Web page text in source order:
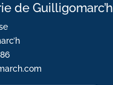
de Guilligomarc’h